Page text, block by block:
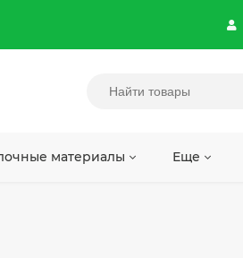
материалы Еще